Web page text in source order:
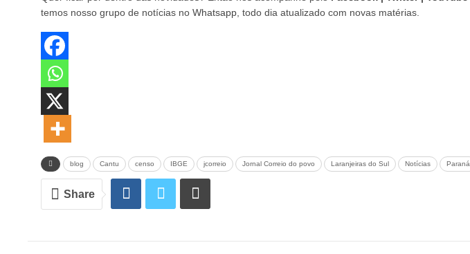
temos nosso grupo de notícias no Whatsapp , todo dia atualizado com novas matérias.
blog Cantu censo IBGE jcorreio Jornal Correio do povo Laranjeiras do Sul Notícias Paraná
Share